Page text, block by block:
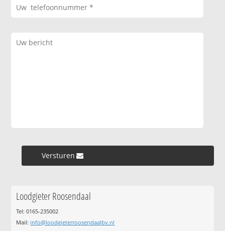
Versturen »
Loodgieter Roosendaal
Tel: 0165-235002
Mail: info@loodgieterroosendaalbv.nl